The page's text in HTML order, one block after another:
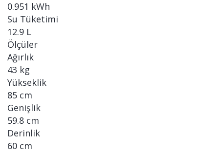
0.951 kWh
Su Tüketimi
12.9 L
Ölçüler
Ağırlık
43 kg
Yükseklik
85 cm
Genişlik
59.8 cm
Derinlik
60 cm